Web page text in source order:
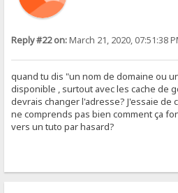
Reply #22 on:March 21, 2020, 07:51:38
quand tu dis "un nom de domaine ou
disponible , surtout avec les cache de
devrais changer l'adresse? J'essaie de
ne comprends pas bien comment ça
vers un tuto par hasard?